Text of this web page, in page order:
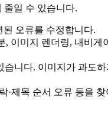
줄일 수 있습니다.
오류를 수정합니다.
, 이미지 렌더링, 내비게
니다. 이미지가 과도
·제목 순서 오류 등을